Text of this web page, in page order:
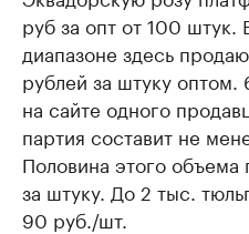
руб за опт от 100
диапазоне здесь
рублей за штуку оптом.
на сайте одного
партия составит не
Половина этого объема
за штуку. До 2 тыс.
90 руб./шт.